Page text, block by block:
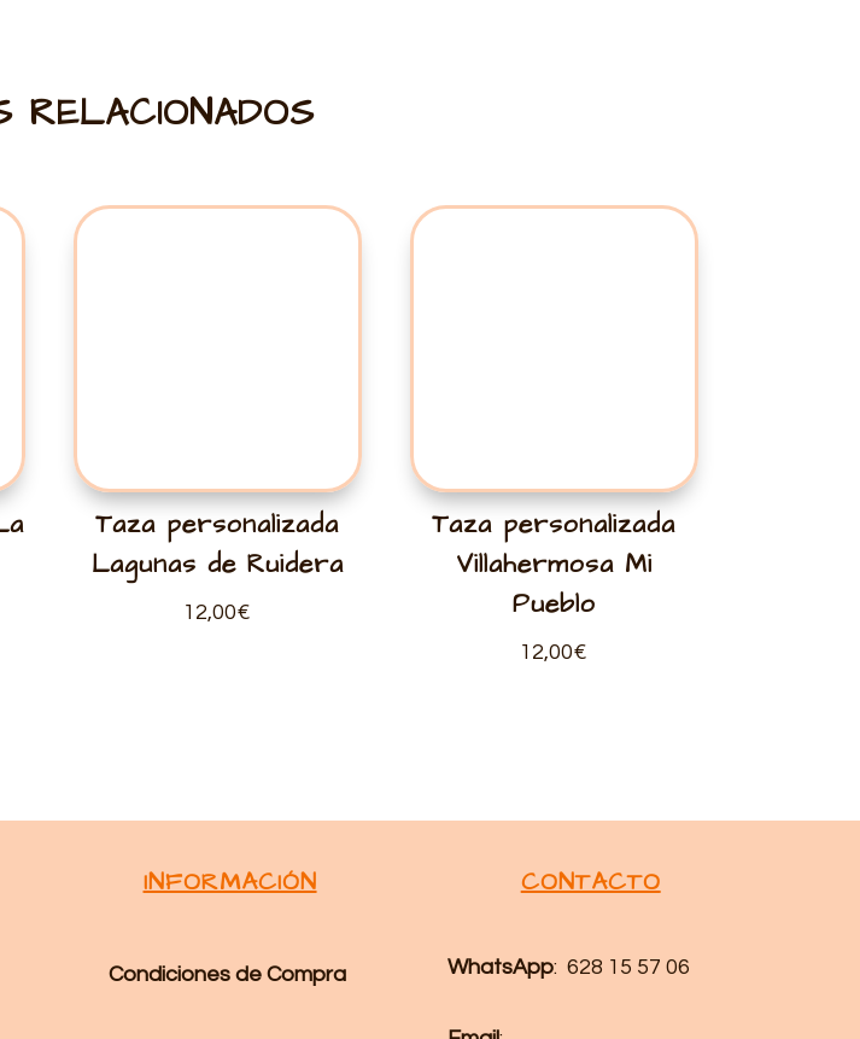
RELACIONADOS
Taza personalizada
Lagunas de Ruidera
12,00€
Taza personalizada
Villahermosa Mi
Pueblo
12,00€
INFORMACIÓN
Condiciones de Compra
CONTACTO
WhatsApp: 628 15 57 06